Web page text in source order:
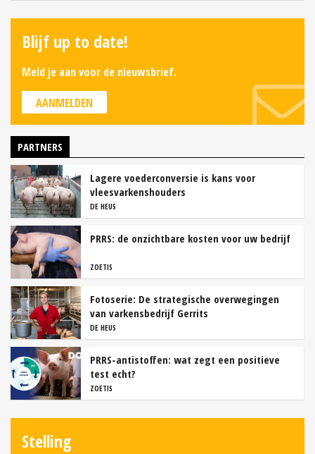
Blijf up to date!
Meld je aan voor de nieuwsbrief.
AANMELDEN
PARTNERS
Lagere voederconversie is kans voor
vleesvarkenshouders
DE HEUS
PRRS: de onzichtbare kosten voor uw bedrijf
ZOETIS
Fotoserie: De strategische overwegingen
van varkensbedrijf Gerrits
DE HEUS
PRRS-antistoffen: wat zegt een positieve
test echt?
ZOETIS
Stelling